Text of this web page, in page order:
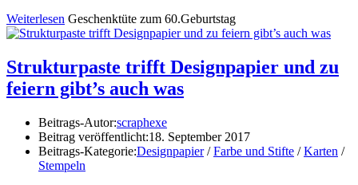
Weiterlesen Geschenktüte zum 60.Geburtstag
Strukturpaste trifft Designpapier und zu
feiern gibt’s auch was
Beitrags-Autor:scraphexe
Beitrag veröffentlicht:18. September 2017
Beitrags-Kategorie:Designpapier / Farbe und Stifte / Karten /
Stempeln